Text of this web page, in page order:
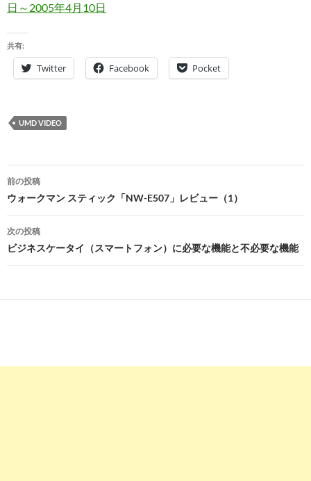
日～2005年4月10日
共有:
Twitter Facebook Pocket
UMD VIDEO
投
稿
ナ
ビ
ゲ
ー
ン
前の投稿
ウォークマン スティック「NW-E507」レビュー（1）
次の投稿
ビジネスケータイ（スマートフォン）に必要な機能と不必要な機能